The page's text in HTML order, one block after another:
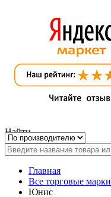
Найти
Главная
Все торговые марки
Юнис